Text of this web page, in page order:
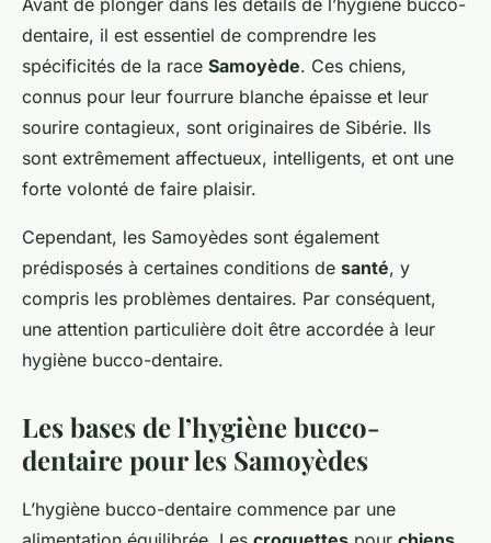
Avant de plonger dans les détails de l’hygiène bucco-
dentaire, il est essentiel de comprendre les
spécificités de la race Samoyède. Ces chiens,
connus pour leur fourrure blanche épaisse et leur
sourire contagieux, sont originaires de Sibérie. Ils
sont extrêmement affectueux, intelligents, et ont une
forte volonté de faire plaisir.
Cependant, les Samoyèdes sont également
prédisposés à certaines conditions de santé, y
compris les problèmes dentaires. Par conséquent,
une attention particulière doit être accordée à leur
hygiène bucco-dentaire.
Les bases de l’hygiène bucco-
dentaire pour les Samoyèdes
L’hygiène bucco-dentaire commence par une